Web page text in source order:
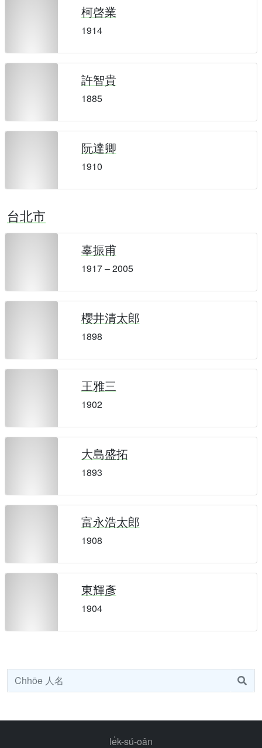
柯啓業
1914
許智貴
1885
阮達卿
1910
台北市
辜振甫
1917 – 2005
櫻井清太郎
1898
王雅三
1902
大島盛拓
1893
富永浩太郎
1908
東輝彥
1904
le̍k-sú-oân